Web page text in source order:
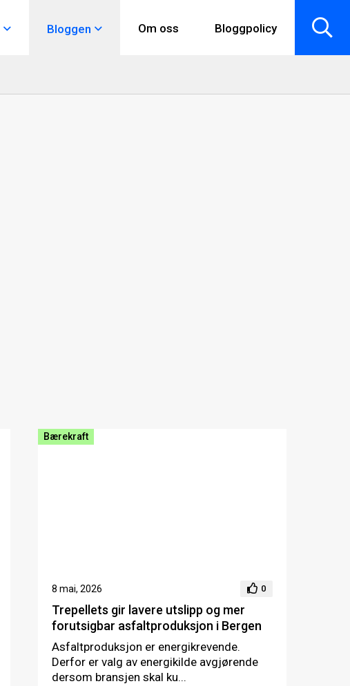
Bloggen Om oss Bloggpolicy
8 mai, 2026 0
Bærekraft
Trepellets gir lavere utslipp og mer
forutsigbar asfaltproduksjon i Bergen
Asfaltproduksjon er energikrevende.
Derfor er valg av energikilde avgjørende
dersom bransjen skal ku...